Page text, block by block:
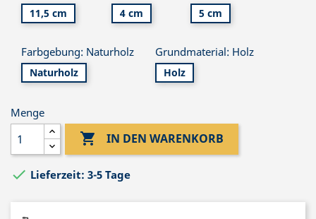
11,5 cm 4 cm 5 cm
Farbgebung: Naturholz
Naturholz
Grundmaterial: Holz
Holz
Menge
 IN DEN WARENKORB
 Lieferzeit: 3-5 Tage